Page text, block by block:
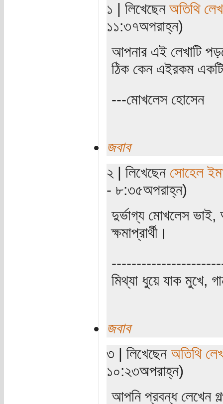
১ | লিখেছেন অতিথি
১১:৩৭অপরাহ্ন)
আপনার এই লেখাটি
ঠিক কেন এইরকম
---মোখলেস হোসেন
জবাব
২ | লিখেছেন সোহেল
- ৮:৩৫অপরাহ্ন)
দুর্ভাগ্য মোখলেস
ক্ষমাপ্রার্থী।
মিথ্যা ধুয়ে যাক মুখে,
জবাব
৩ | লিখেছেন অতিথি
১০:২৩অপরাহ্ন)
আপনি প্রবন্ধ লেখেন